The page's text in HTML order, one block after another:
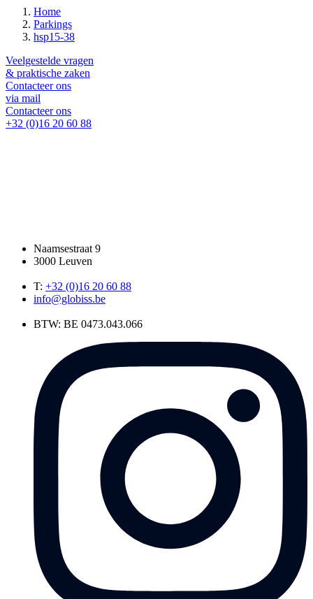
Home
Parkings
hsp15-38
Veelgestelde vragen
& praktische zaken
Contacteer ons
via mail
Contacteer ons
+32 (0)16 20 60 88
Naamsestraat 9
3000 Leuven
T: +32 (0)16 20 60 88
info@globiss.be
BTW: BE 0473.043.066